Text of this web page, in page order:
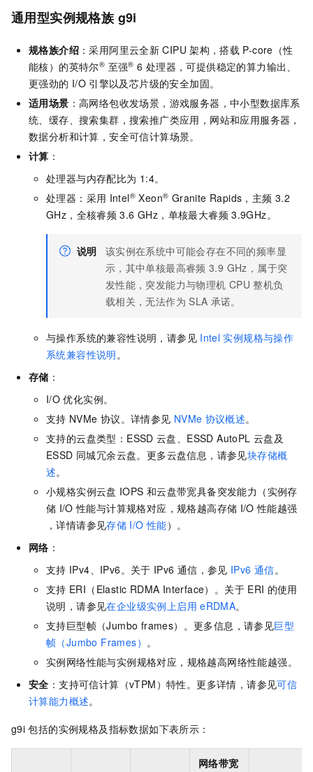
通用型实例规格族 g9i
规格族介绍 ：采用阿里云全新 CIPU 架构，搭载 P-core（性
能核）的英特尔® 至强® 6 处理器，可提供稳定的算力输出、
更强劲的 I/O 引擎以及芯片级的安全加固。
适用场景 ：高网络包收发场景，游戏服务器，中小型数据库系
统、缓存、搜索集群，搜索推广类应用，网站和应用服务器，
数据分析和计算，安全可信计算场景。
计算 ：
处理器与内存配比为 1:4。
处理器：采用 Intel® Xeon® Granite Rapids，主频 3.2
GHz，全核睿频 3.6 GHz，单核最大睿频 3.9GHz。
说明
该实例在系统中可能会存在不同的频率显
示，其中单核最高睿频 3.9 GHz，属于突
发性能，突发能力与物理机 CPU 整机负
载相关，无法作为 SLA 承诺。
与操作系统的兼容性说明，请参见 Intel 实例规格与操作
系统兼容性说明。
存储 ：
I/O 优化实例。
支持 NVMe 协议。详情参见 NVMe 协议概述。
支持的云盘类型：ESSD 云盘、ESSD AutoPL 云盘及
ESSD 同城冗余云盘。更多云盘信息，请参见块存储概
述。
小规格实例云盘 IOPS 和云盘带宽具备突发能力（实例存
储 I/O 性能与计算规格对应，规格越高存储 I/O 性能越强
，详情请参见存储 I/O 性能）。
网络 ：
支持 IPv4、IPv6。关于 IPv6 通信，参见 IPv6 通信。
支持 ERI（Elastic RDMA Interface）。关于 ERI 的使用
说明，请参见在企业级实例上启用 eRDMA。
支持巨型帧（Jumbo frames）。更多信息，请参见巨型
帧（Jumbo Frames） 。
实例网络性能与实例规格对应，规格越高网络性能越强。
安全 ：支持可信计算（vTPM）特性。更多详情，请参见可信
计算能力概述。
g9i 包括的实例规格及指标数据如下表所示：
网络带宽